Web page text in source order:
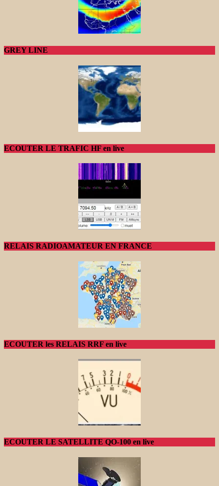
GREY LINE
ECOUTER LE TRAFIC HF en live
RELAIS RADIOAMATEUR EN FRANCE
ECOUTER les RELAIS RRF en live
ECOUTER LE SATELLITE QO-100 en live